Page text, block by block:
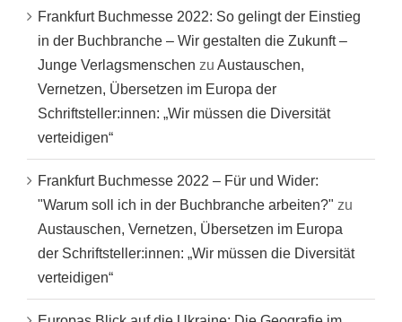
Frankfurt Buchmesse 2022: So gelingt der Einstieg
in der Buchbranche – Wir gestalten die Zukunft –
Junge Verlagsmenschen zu Austauschen,
Vernetzen, Übersetzen im Europa der
Schriftsteller:innen: „Wir müssen die Diversität
verteidigen“
Frankfurt Buchmesse 2022 – Für und Wider:
"Warum soll ich in der Buchbranche arbeiten?" zu
Austauschen, Vernetzen, Übersetzen im Europa
der Schriftsteller:innen: „Wir müssen die Diversität
verteidigen“